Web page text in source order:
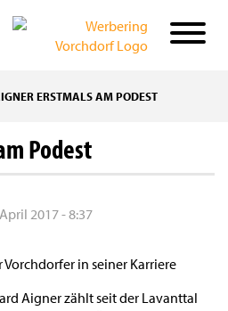
ERSTMALS AM PODEST
Podest
2017 - 8:37
Vorchdorfer in seiner Karriere
Aigner zählt seit der Lavanttal